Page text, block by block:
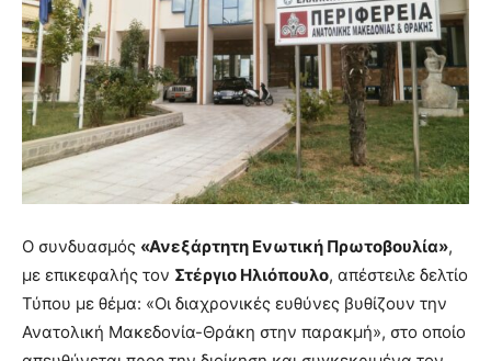
Ο συνδυασμός «Ανεξάρτητη Ενωτική Πρωτοβουλία»,
με επικεφαλής τον Στέργιο Ηλιόπουλο, απέστειλε δελτίο
Τύπου με θέμα: «Οι διαχρονικές ευθύνες βυθίζουν την
Ανατολική Μακεδονία-Θράκη στην παρακμή», στο οποίο